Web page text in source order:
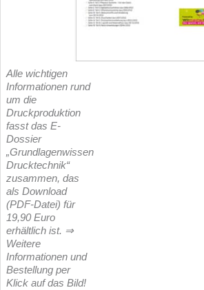
Alle wichtigen
Informationen rund
um die
Druckproduktion
fasst das E-
Dossier
„Grundlagenwissen
Drucktechnik“
zusammen, das
als Download
(PDF-Datei) für
19,90 Euro
erhältlich ist. ⇒
Weitere
Informationen und
Bestellung per
Klick auf das Bild!